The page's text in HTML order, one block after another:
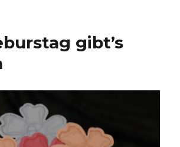
gibt’s